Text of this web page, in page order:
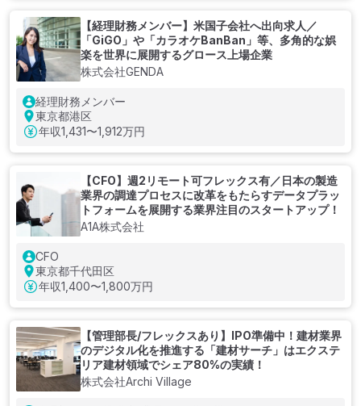
【経理財務メンバー】米国子会社へ出向求人／
「GiGO」や「カラオケBanBan」等、多角的な娯
楽を世界に展開するグロース上場企業
株式会社GENDA
経理財務メンバー
東京都港区
年収1,431〜1,912万円
【CFO】週2リモート可フレックス有／日本の製造
業界の調達プロセスに改革をもたらすデータプラッ
トフォームを展開する業界注目のスタートアップ！
A1A株式会社
CFO
東京都千代田区
年収1,400〜1,800万円
【管理部長/フレックスあり】IPO準備中！建材業界
のデジタル化を推進する「建材サーチ」はエクステ
リア建材領域でシェア80%の実績！
株式会社Archi Village